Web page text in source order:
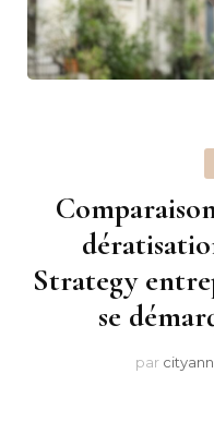
Strategy
se
par